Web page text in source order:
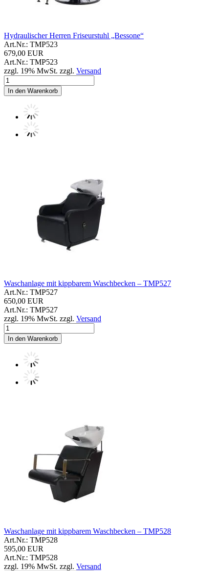
Hydraulischer Herren Friseurstuhl „Bessone“
Art.Nr.: TMP523
679,00 EUR
Art.Nr.: TMP523
zzgl. 19% MwSt. zzgl. Versand
In den Warenkorb
Waschanlage mit kippbarem Waschbecken – TMP527
Art.Nr.: TMP527
650,00 EUR
Art.Nr.: TMP527
zzgl. 19% MwSt. zzgl. Versand
In den Warenkorb
Waschanlage mit kippbarem Waschbecken – TMP528
Art.Nr.: TMP528
595,00 EUR
Art.Nr.: TMP528
zzgl. 19% MwSt. zzgl. Versand